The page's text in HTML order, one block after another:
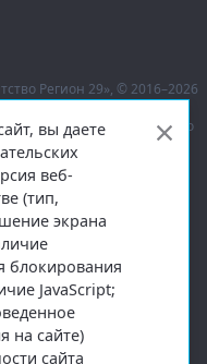
Регион 29», © 2016–2026
«Агентство
массовой
выдано Федеральной
технологий
любых материалов
материалов без
вы даете
веб-
(тип,
экрана
блокирования
JavaScript;
на сайте)
сайта